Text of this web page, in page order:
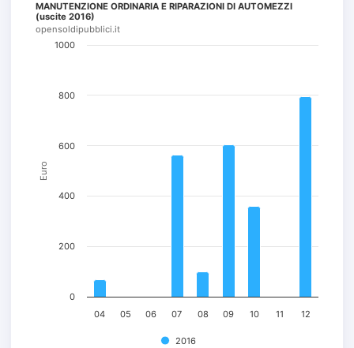
Euro
MANUTENZIONE ORDINARIA E RIPARAZIONI DI AUTOMEZZI
(uscite 2016)
opensoldipubblici.it
2016
04 10
05 06 07 08 09 11 12
0
200
400
600
800
1000